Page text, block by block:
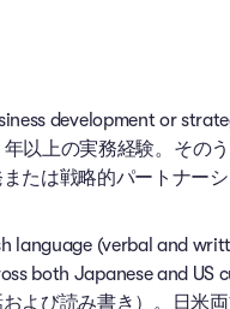
development or
以上の実務経験。その
たは戦略的パートナー
language (verbal and
both Japanese and US
よび読み書き）。日米